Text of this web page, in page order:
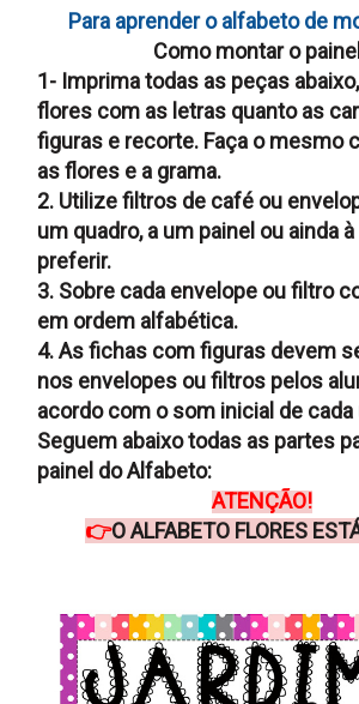
Para aprender o alfabeto de
Como montar o
1- Imprima todas as peças
flores com as letras quanto as
figuras e recorte. Faça o mesmo
as flores e a grama.
2. Utilize filtros de café ou
um quadro, a um painel ou ainda
preferir.
3. Sobre cada envelope ou filtro
em ordem alfabética.
4. As fichas com figuras devem
nos envelopes ou filtros pelos
acordo com o som inicial de cada
Seguem abaixo todas as partes
painel do Alfabeto:
ATENÇÃO!
👉O ALFABETO FLORES